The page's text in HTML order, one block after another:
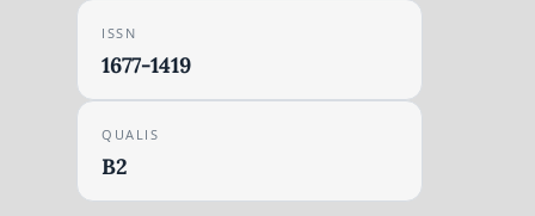
ISSN
1677-1419
QUALIS
B2